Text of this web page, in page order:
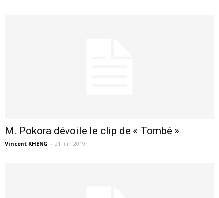
M. Pokora dévoile le clip de « Tombé »
Vincent KHENG - 21 juin 2019